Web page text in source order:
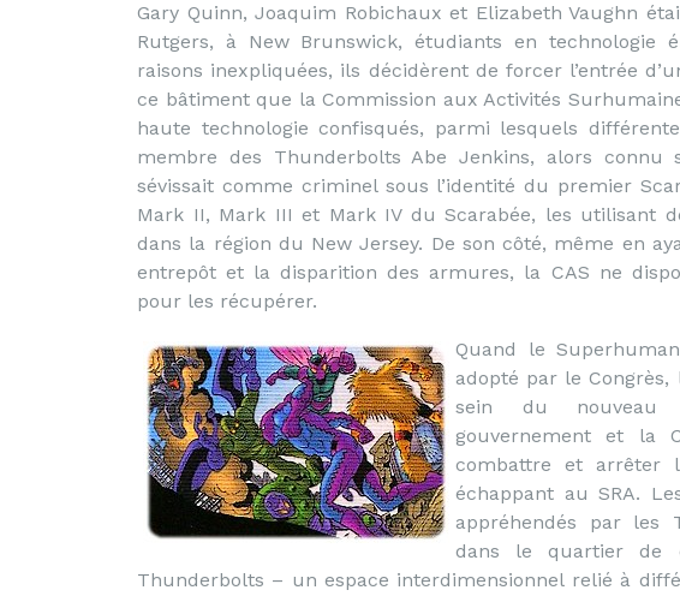
Gary Quinn, Joaquim Robichaux et Elizabeth Vaughn
Rutgers, à New Brunswick, étudiants en technologie
raisons inexpliquées, ils décidèrent de forcer l’entrée
ce bâtiment que la Commission aux Activités
haute technologie confisqués, parmi lesquels
membre des Thunderbolts Abe Jenkins, alors
sévissait comme criminel sous l’identité du premier
Mark II, Mark III et Mark IV du Scarabée, les utilisant
dans la région du New Jersey. De son côté, même en
entrepôt et la disparition des armures, la CAS ne
pour les récupérer.
Quand le
adopté par le Congrès,
sein du nouveau
gouvernement et la
combattre et arrêter
échappant au SRA.
appréhendés par les
dans le quartier de
Thunderbolts – un espace interdimensionnel relié à